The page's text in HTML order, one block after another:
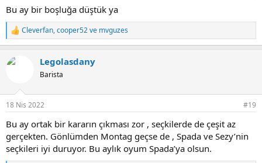
Bu ay bir boşluğa düştük ya
T
e
k
:
Cleverfan,cooper52ve mvguzes
Legolasdany
Barista
18 Nis 2022 #19
Bu ay ortak bir kararın çıkması zor , seçkilerde de çeşit az
gerçekten. Gönlümden Montag geçse de , Spada ve Sezy’nin
seçkileri iyi duruyor. Bu aylık oyum Spada’ya olsun.